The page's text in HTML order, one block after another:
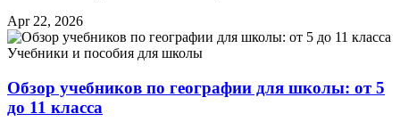
Apr 22, 2026
Учебники и пособия для школы
Обзор учебников по географии для школы: от 5
до 11 класса